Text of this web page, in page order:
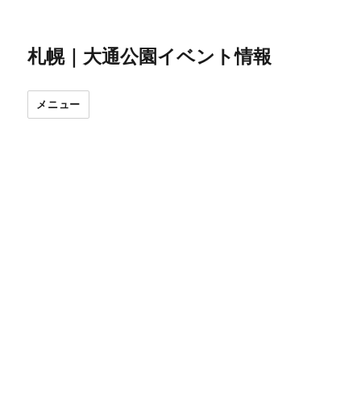
札幌｜大通公園イベント情報
メニュー